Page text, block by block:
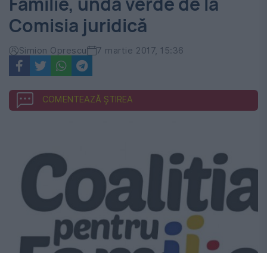
Zilei
Comisia juridică
Simion Oprescu 7 martie 2017, 15:36
COMENTEAZĂ ȘTIREA